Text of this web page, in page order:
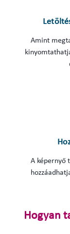
Amint
A képernyő
Hogyan